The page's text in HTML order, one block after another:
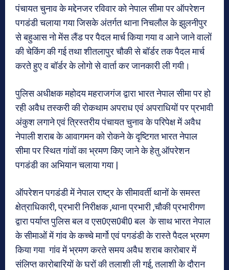
पंचायत चुनाव के मद्देनजर रविवार को नेपाल सीमा पर ऑपरेशन
पगडंडी चलाया गया जिसके अंतर्गत थाना निचलौल के झुलनीपुर
से बहुआस नो मेंस लैंड पर पैदल मार्च किया गया व आने जाने वालों
की चेकिंग की गई तथा शीतलापुर चौकी से बॉर्डर तक पैदल मार्च
करते हुए व बॉर्डर के लोगो से वार्ता कर जानकारी ली गयी।
पुलिस अधीक्षक महोदय महराजगंज द्वारा भारत नेपाल सीमा पर हो
रही अवैध तस्करी की रोकथाम अपराध एवं अपराधियों पर प्रभावी
अंकुश लगाने एवं त्रिस्तरीय पंचायत चुनाव के परिपेक्ष में अवैध
नेपाली शराब के आवागमन को रोकने के दृष्टिगत भारत नेपाल
सीमा पर स्थित गांवों का भ्रमण किए जाने के हेतु ऑपरेशन
पगडंडी का अभियान चलाया गया |
ऑपरेशन पगडंडी में नेपाल राष्ट्र के सीमावर्ती थानों के समस्त
क्षेत्राधिकारी, प्रभारी निरीक्षक ,थाना प्रभारी ,चौकी प्रभारीगण
द्वारा पर्याप्त पुलिस बल व एस0एस0बी0 बल के साथ भारत नेपाल
के सीमाओं में गांव के कच्चे मार्गो एवं पगडंडी के रास्ते पैदल भ्रमण
किया गया गांव में भ्रमण करते समय अवैध शराब कारोबार में
संलिप्त कारोबारियों के घरों की तलाशी ली गई, तलाशी के दौरान